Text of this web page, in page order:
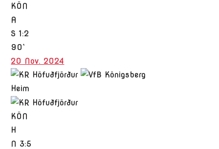
KÖN
A
S 1:2
90`
20 Nov. 2024
Heim
KÖN
H
N 3:5